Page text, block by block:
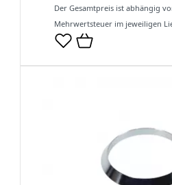
Der Gesamtpreis ist abhängig
Mehrwertsteuer im jeweiligen